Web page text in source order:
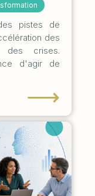
pistes de
des
des crises.
d'agir de
⟶